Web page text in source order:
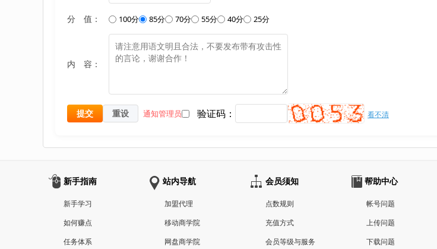
分 值： 100分 85分 70分 55分 40分 25分
内 容：
提交 重设 通知管理员 验证码： 看不清
新手指南
新手学习
如何赚点
任务体系
站内导航
加盟代理
移动商学院
网盘商学院
会员须知
点数规则
充值方式
会员等级与服务
帮助中心
帐号问题
上传问题
下载问题